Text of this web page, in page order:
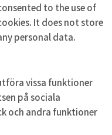
to the use of
It does not store
personal data.
vissa funktioner
på sociala
och andra funktioner